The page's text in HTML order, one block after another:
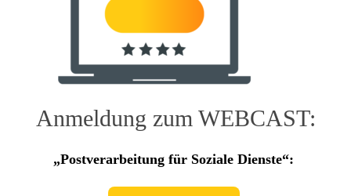
Anmeldung zum WEBCAST:
„Postverarbeitung für Soziale Dienste“: